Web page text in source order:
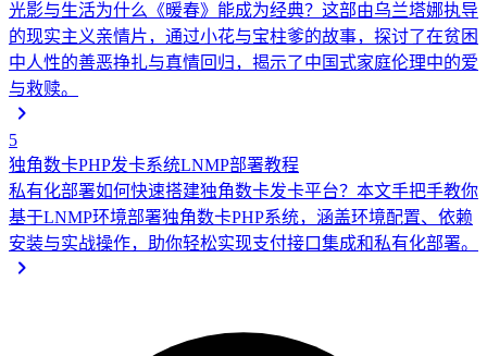
光影与生活为什么《暖春》能成为经典？这部由乌兰塔娜执导
的现实主义亲情片，通过小花与宝柱爹的故事，探讨了在贫困
中人性的善恶挣扎与真情回归，揭示了中国式家庭伦理中的爱
与救赎。
5
独角数卡PHP发卡系统LNMP部署教程
私有化部署如何快速搭建独角数卡发卡平台？本文手把手教你
基于LNMP环境部署独角数卡PHP系统，涵盖环境配置、依赖
安装与实战操作，助你轻松实现支付接口集成和私有化部署。